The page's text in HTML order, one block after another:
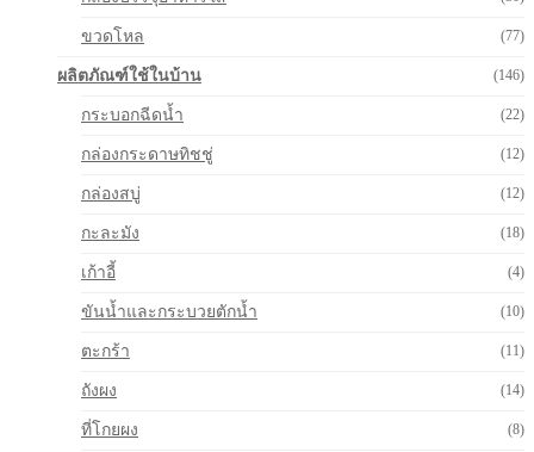
ขวดโหล (77)
ผลิตภัณฑ์ใช้ในบ้าน (146)
กระบอกฉีดน้ำ (22)
กล่องกระดาษทิชชู่ (12)
กล่องสบู่ (12)
กะละมัง (18)
เก้าอี้ (4)
ขันน้ำและกระบวยตักน้ำ (10)
ตะกร้า (11)
ถังผง (14)
ที่โกยผง (8)